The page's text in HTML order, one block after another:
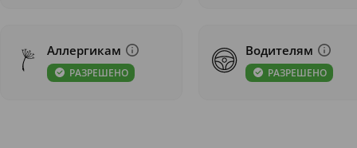
Аллергикам
РАЗРЕШЕНО
Водителям
РАЗРЕШЕНО